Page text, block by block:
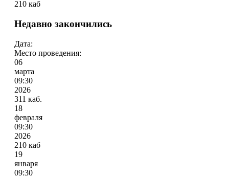
210 каб
Недавно закончились
Дата:
Место проведения:
06
марта
09:30
2026
311 каб.
18
февраля
09:30
2026
210 каб
19
января
09:30